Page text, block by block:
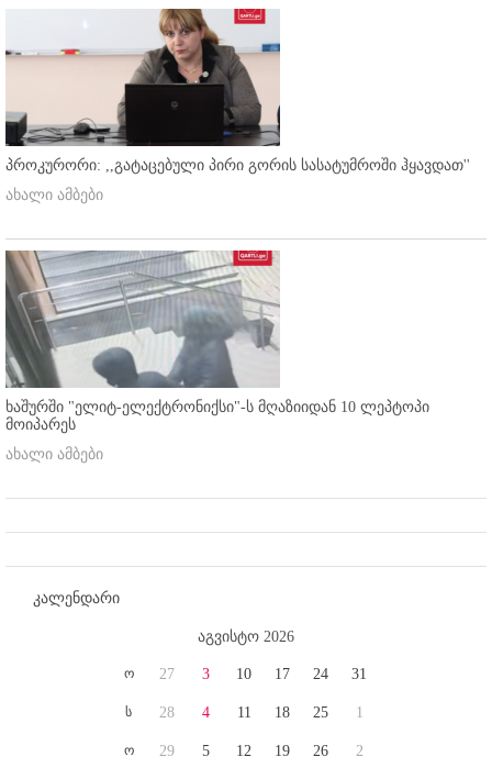
პროკურორი: ,,გატაცებული პირი გორის სასატუმროში ჰყავდათ''
ახალი ამბები
ხაშურში "ელიტ-ელექტრონიქსი"-ს მღაზიიდან 10 ლეპტოპი
მოიპარეს
ახალი ამბები
კალენდარი
აგვისტო 2026
ო
ს
ო
27
28
29
3
4
5
10
11
12
17
18
19
24
25
26
31
1
2